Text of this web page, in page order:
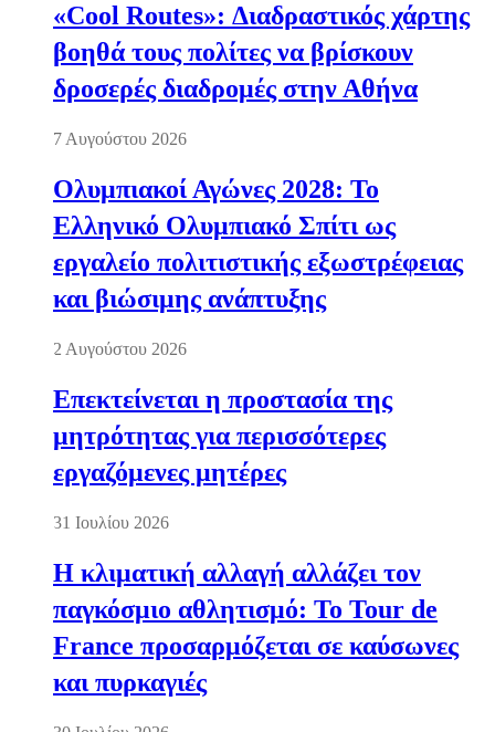
«Cool Routes»: Διαδραστικός χάρτης
βοηθά τους πολίτες να βρίσκουν
δροσερές διαδρομές στην Αθήνα
7 Αυγούστου 2026
Ολυμπιακοί Αγώνες 2028: Το
Ελληνικό Ολυμπιακό Σπίτι ως
εργαλείο πολιτιστικής εξωστρέφειας
και βιώσιμης ανάπτυξης
2 Αυγούστου 2026
Επεκτείνεται η προστασία της
μητρότητας για περισσότερες
εργαζόμενες μητέρες
31 Ιουλίου 2026
Η κλιματική αλλαγή αλλάζει τον
παγκόσμιο αθλητισμό: Το Tour de
France προσαρμόζεται σε καύσωνες
και πυρκαγιές